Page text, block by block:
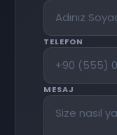
TELEFON
MESAJ